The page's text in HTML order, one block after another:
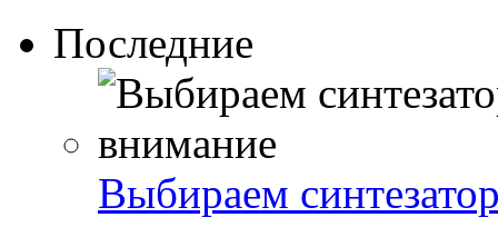
Последние
Выбираем